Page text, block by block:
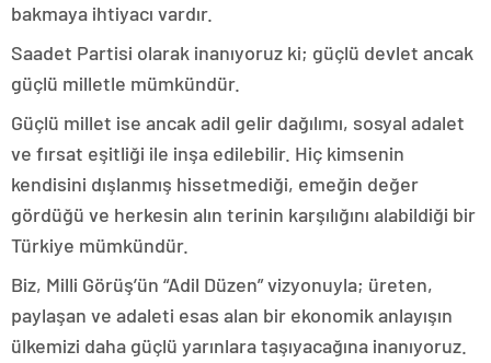
bakmaya ihtiyacı vardır.
Saadet Partisi olarak inanıyoruz ki; güçlü devlet ancak
güçlü milletle mümkündür.
Güçlü millet ise ancak adil gelir dağılımı, sosyal adalet
ve fırsat eşitliği ile inşa edilebilir. Hiç kimsenin
kendisini dışlanmış hissetmediği, emeğin değer
gördüğü ve herkesin alın terinin karşılığını alabildiği bir
Türkiye mümkündür.
Biz, Milli Görüş’ün “Adil Düzen” vizyonuyla; üreten,
paylaşan ve adaleti esas alan bir ekonomik anlayışın
ülkemizi daha güçlü yarınlara taşıyacağına inanıyoruz.